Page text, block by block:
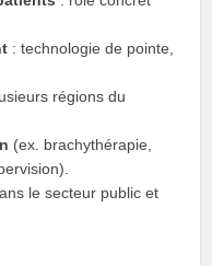
: technologie de pointe,
régions du
(ex. brachythérapie,
le secteur public et